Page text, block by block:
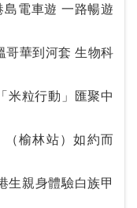
島電車遊 一路暢遊
河套 生物科
米粒行動」匯聚中
（榆林站）如約而
生親身體驗白族甲